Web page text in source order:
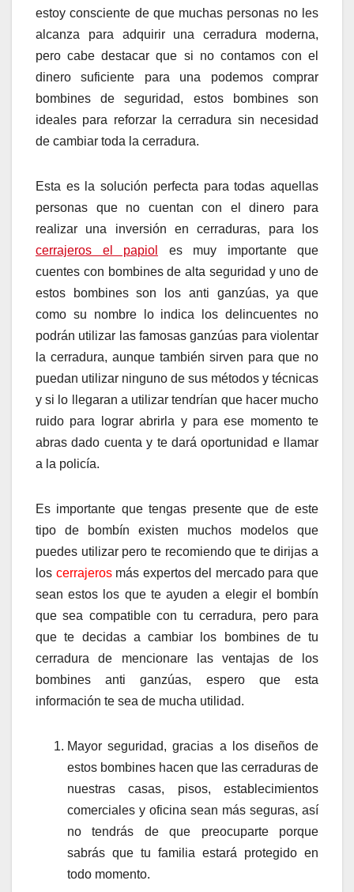
estoy consciente de que muchas personas no les
alcanza para adquirir una cerradura moderna,
pero cabe destacar que si no contamos con el
dinero suficiente para una podemos comprar
bombines de seguridad, estos bombines son
ideales para reforzar la cerradura sin necesidad
de cambiar toda la cerradura.
Esta es la solución perfecta para todas aquellas
personas que no cuentan con el dinero para
realizar una inversión en cerraduras, para los
cerrajeros el papiol
es muy importante que
cuentes con bombines de alta seguridad y uno de
estos bombines son los anti ganzúas, ya que
como su nombre lo indica los delincuentes no
podrán utilizar las famosas ganzúas para violentar
la cerradura, aunque también sirven para que no
puedan utilizar ninguno de sus métodos y técnicas
y si lo llegaran a utilizar tendrían que hacer mucho
ruido para lograr abrirla y para ese momento te
abras dado cuenta y te dará oportunidad e llamar
a la policía.
Es importante que tengas presente que de este
tipo de bombín existen muchos modelos que
puedes utilizar pero te recomiendo que te dirijas a
los cerrajerosmás expertos del mercado para que
sean estos los que te ayuden a elegir el bombín
que sea compatible con tu cerradura, pero para
que te decidas a cambiar los bombines de tu
cerradura de mencionare las ventajas de los
bombines anti ganzúas, espero que esta
información te sea de mucha utilidad.
Mayor seguridad, gracias a los diseños de
estos bombines hacen que las cerraduras de
nuestras casas, pisos, establecimientos
comerciales y oficina sean más seguras, así
no tendrás de que preocuparte porque
sabrás que tu familia estará protegido en
todo momento.